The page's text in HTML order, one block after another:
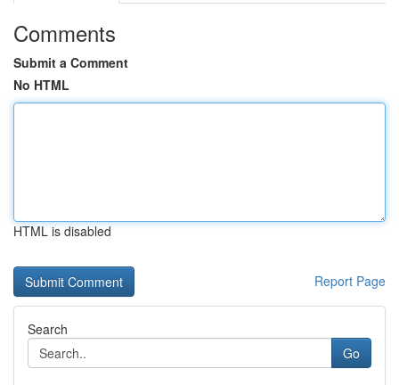
Comments
Submit a Comment
No HTML
HTML is disabled
Report Page
Search
Go